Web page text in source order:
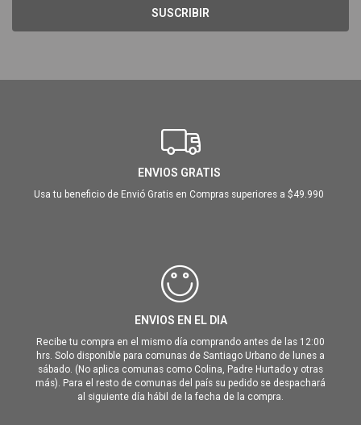
SUSCRIBIR
ENVIOS GRATIS
Usa tu beneficio de Envió Gratis en Compras superiores a $49.990
ENVIOS EN EL DIA
Recibe tu compra en el mismo día comprando antes de las 12:00
hrs. Solo disponible para comunas de Santiago Urbano de lunes a
sábado. (No aplica comunas como Colina, Padre Hurtado y otras
más). Para el resto de comunas del país su pedido se despachará
al siguiente día hábil de la fecha de la compra.